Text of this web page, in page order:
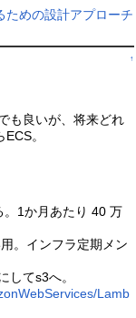
ための設計アプローチ
↑
も良いが、将来どれ
。
。1か月あたり 40 万
。インフラ定期メン
してs3へ。
Lamb